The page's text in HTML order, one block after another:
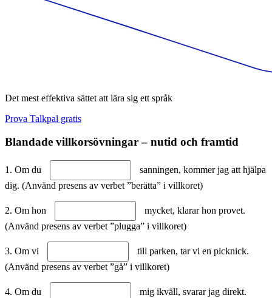
Det mest effektiva sättet att lära sig ett språk
Prova Talkpal gratis
Blandade villkorsövningar – nutid och framtid
1. Om du
sanningen, kommer jag att hjälpa
dig. (Använd presens av verbet ”berätta” i villkoret)
2. Om hon
mycket, klarar hon provet.
(Använd presens av verbet ”plugga” i villkoret)
3. Om vi
till parken, tar vi en picknick.
(Använd presens av verbet ”gå” i villkoret)
4. Om du
mig ikväll, svarar jag direkt.